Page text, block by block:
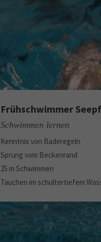
Frühschwimmer
Schwimmen lernen
Kenntnis von Baderegeln
Sprung vom Beckenrand
25 m Schwimmen
Tauchen im schultertiefem